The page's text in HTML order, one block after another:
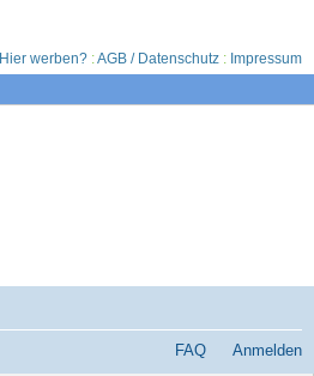
Hier werben? :AGB / Datenschutz : Impressum
FAQ Anmelden